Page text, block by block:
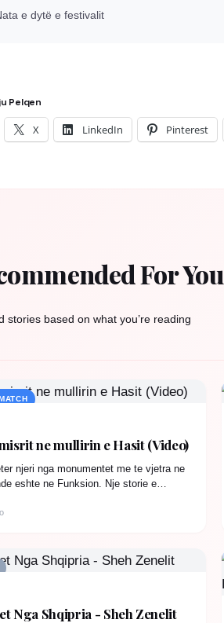
e dytë e festivalit
Pelqen
X LinkedIn Pinterest
For You
stories based on what you’re reading
ne mullirin e Hasit (Video)
njeri nga monumentet me te vjetra ne
eshte ne Funksion. Nje storie e
Nga Shqipria - Sheh Zenelit